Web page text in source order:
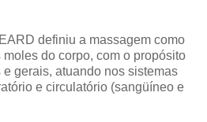
definiu a massagem como
do corpo, com o propósito
gerais, atuando nos sistemas
e circulatório (sangüíneo e